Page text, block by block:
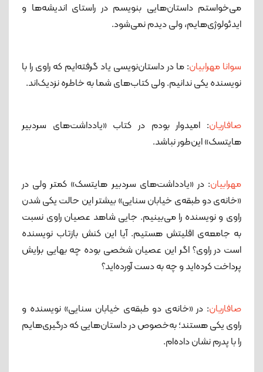
می‌خواستم داستان‌هایی بنویسم در راستای اندیشه‌ها و
ایدئولوژی‌هایم، ولی دیدم نمی‌شود.
سوانا مهرابیان: ما در داستان‌نویسی یاد گرفته‌ایم که راوی را با
نویسنده یکی ندانیم. ولی کتاب‌های شما به خاطره نزدیک‌اند.
صافاریان: امیدوار بودم در کتاب «یادداشت‌های سردبیر
هایتسک» این‌طور نباشد.
مهرابیان: در «یادداشت‌های سردبیر هایتسک» کمتر ولی در
«خانه‌ی دو طبقه‌ی خیابان سنایی» بیشتر این حالت یکی شدن
راوی و نویسنده را می‌بینیم. جایی شاهد عصیان راوی نسبت
به جامعه‌ی اقلیتش هستیم. آیا این کنش بازتاب نویسنده
است در راوی؟ اگر این عصیان شخصی بوده چه بهایی برایش
پرداخت کرده‌اید و چه به دست آورده‌اید؟
صافاریان: در «خانه‌ی دو طبقه‌ی خیابان سنایی» نویسنده و
راوی یکی هستند؛ به‌خصوص در داستان‌هایی که درگیری‌هایم
را با پدرم نشان داده‌ام.